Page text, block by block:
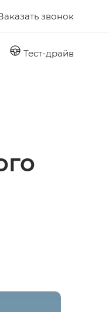
звонок
Тест-драйв